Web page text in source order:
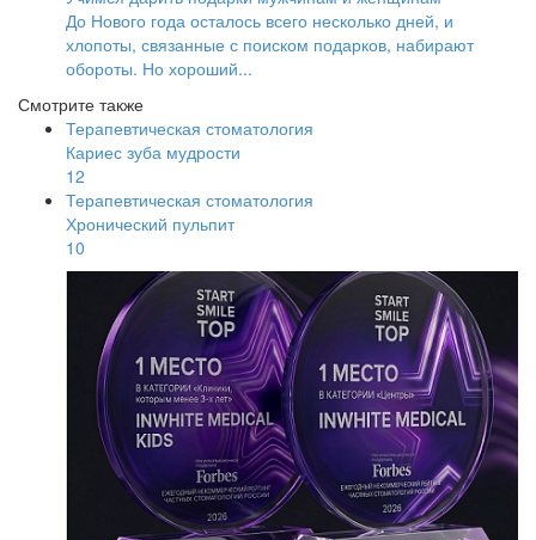
До Нового года осталось всего несколько дней, и
хлопоты, связанные с поиском подарков, набирают
обороты. Но хороший...
Смотрите также
Терапевтическая стоматология
Кариес зуба мудрости
12
Терапевтическая стоматология
Хронический пульпит
10